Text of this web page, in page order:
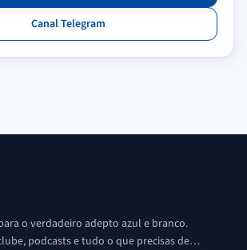
Canal Telegram
o verdadeiro adepto azul e branco.
podcasts e tudo o que precisas de